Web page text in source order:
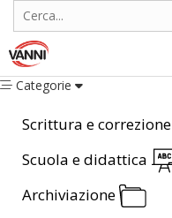
Categorie
Scrittura e correzione
Scuola e didattica
Archiviazione